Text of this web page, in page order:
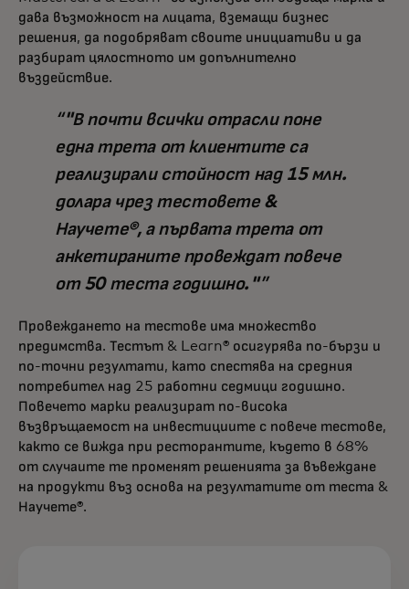
дава възможност на лицата, вземащи бизнес
решения, да подобряват своите инициативи и да
разбират цялостното им допълнително
въздействие.
"В почти всички отрасли поне
една трета от клиентите са
реализирали стойност над 15 млн.
долара чрез тестовете &
Научете®, а първата трета от
анкетираните провеждат повече
от 50 теста годишно."
Провеждането на тестове има множество
предимства. Тестът & Learn® осигурява по-бързи и
по-точни резултати, като спестява на средния
потребител над 25 работни седмици годишно.
Повечето марки реализират по-висока
възвръщаемост на инвестициите с повече тестове,
както се вижда при ресторантите, където в 68%
от случаите те променят решенията за въвеждане
на продукти въз основа на резултатите от теста &
Научете®.